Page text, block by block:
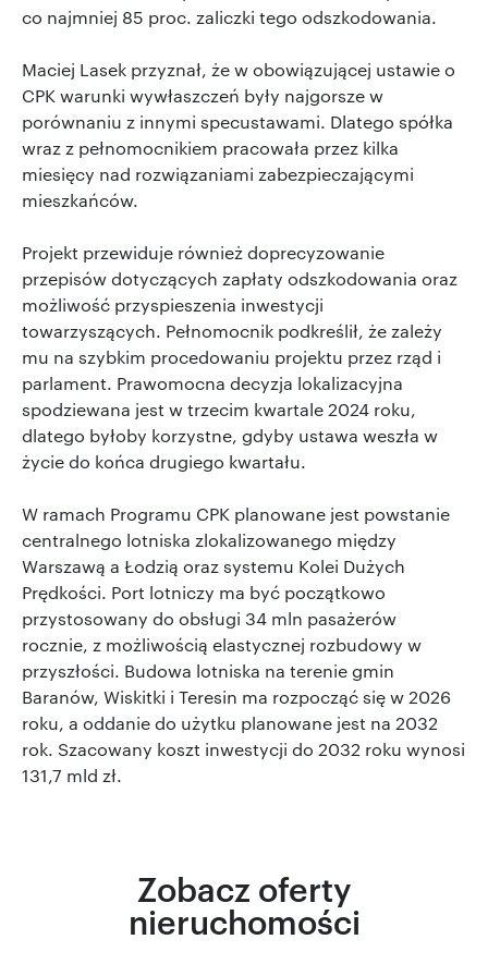
co najmniej 85 proc. zaliczki tego odszkodowania.
Maciej Lasek przyznał, że w obowiązującej ustawie o
CPK warunki wywłaszczeń były najgorsze w
porównaniu z innymi specustawami. Dlatego spółka
wraz z pełnomocnikiem pracowała przez kilka
miesięcy nad rozwiązaniami zabezpieczającymi
mieszkańców.
Projekt przewiduje również doprecyzowanie
przepisów dotyczących zapłaty odszkodowania oraz
możliwość przyspieszenia inwestycji
towarzyszących. Pełnomocnik podkreślił, że zależy
mu na szybkim procedowaniu projektu przez rząd i
parlament. Prawomocna decyzja lokalizacyjna
spodziewana jest w trzecim kwartale 2024 roku,
dlatego byłoby korzystne, gdyby ustawa weszła w
życie do końca drugiego kwartału.
W ramach Programu CPK planowane jest powstanie
centralnego lotniska zlokalizowanego między
Warszawą a Łodzią oraz systemu Kolei Dużych
Prędkości. Port lotniczy ma być początkowo
przystosowany do obsługi 34 mln pasażerów
rocznie, z możliwością elastycznej rozbudowy w
przyszłości. Budowa lotniska na terenie gmin
Baranów, Wiskitki i Teresin ma rozpocząć się w 2026
roku, a oddanie do użytku planowane jest na 2032
rok. Szacowany koszt inwestycji do 2032 roku wynosi
131,7 mld zł.
Zobacz oferty
nieruchomości